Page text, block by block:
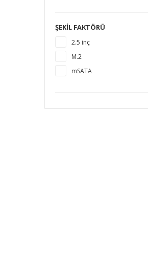
2 TB
4 TB
ŞEKIL FAKTÖRÜ
2.5 inç
M.2
mSATA